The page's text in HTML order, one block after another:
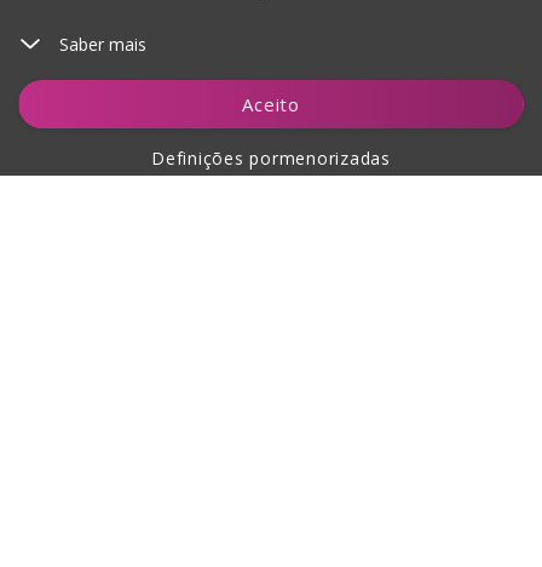
Saber mais
Aceito
Definições pormenorizadas
Notificar-me